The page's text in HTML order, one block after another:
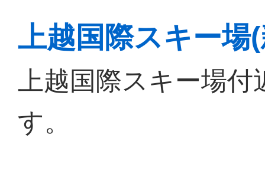
上越国際スキー場
上越国際スキー場
す。